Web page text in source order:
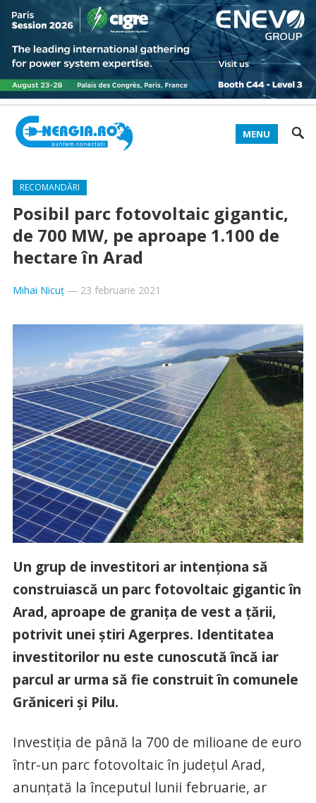
MENU
RECOMANDĂRI
Posibil parc fotovoltaic gigantic,
de 700 MW, pe aproape 1.100 de
hectare în Arad
Mihai Nicuț— 23 februarie 2021
Un grup de investitori ar intenționa să
construiască un parc fotovoltaic gigantic în
Arad, aproape de granița de vest a țării,
potrivit unei știri Agerpres. Identitatea
investitorilor nu este cunoscută încă iar
parcul ar urma să fie construit în comunele
Grăniceri și Pilu.
Investiţia de până la 700 de milioane de euro
într-un parc fotovoltaic în judeţul Arad,
anunţată la începutul lunii februarie, ar